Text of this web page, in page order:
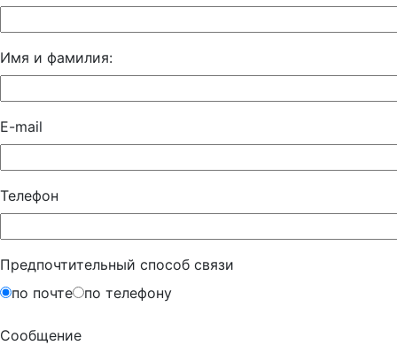
Имя и фамилия:
E-mail
Телефон
Предпочтительный способ связи
по почте
по телефону
Сообщение